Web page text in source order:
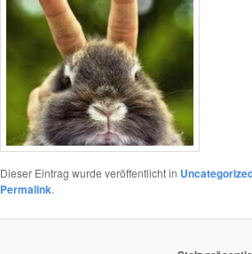
Dieser Eintrag wurde veröffentlicht in
Permalink.